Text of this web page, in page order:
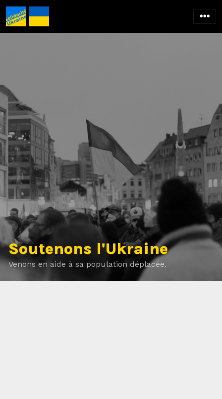
Soutenons l'Ukraine
Venons en aide à sa population déplacée.